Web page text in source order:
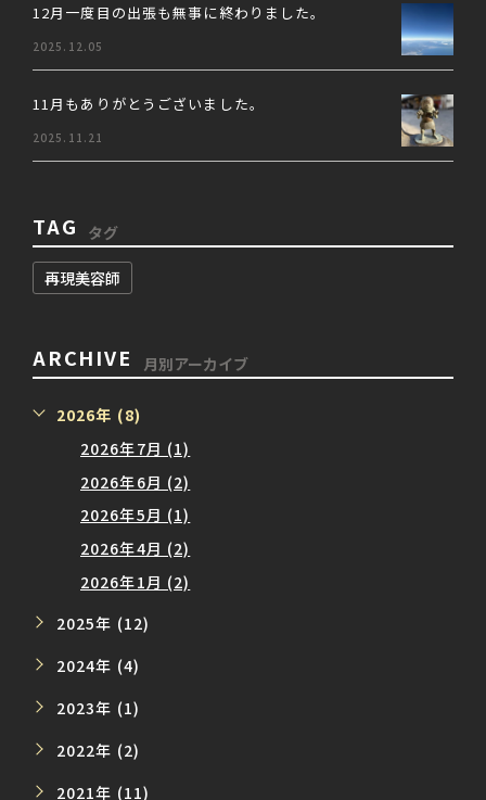
12月一度目の出張も無事に終わりました。
2025.12.05
11月もありがとうございました。
2025.11.21
TAG タグ
再現美容師
ARCHIVE 月別アーカイブ
2026年 (8)
2026年7月 (1)
2026年6月 (2)
2026年5月 (1)
2026年4月 (2)
2026年1月 (2)
2025年 (12)
2024年 (4)
2023年 (1)
2022年 (2)
2021年 (11)